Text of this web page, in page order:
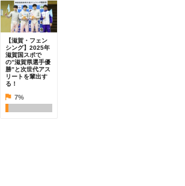
【滋賀・フェン
シング】2025年
滋賀国スポで
の”滋賀県選手優
勝”と次世代アス
リートを輩出す
る！
7%